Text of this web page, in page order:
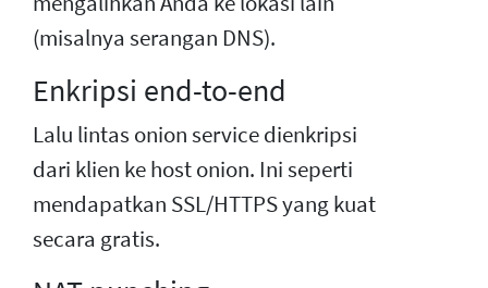
(misalnya serangan DNS).
Enkripsi end-to-end
Lalu lintas onion service dienkripsi
dari klien ke host onion. Ini seperti
mendapatkan SSL/HTTPS yang kuat
secara gratis.